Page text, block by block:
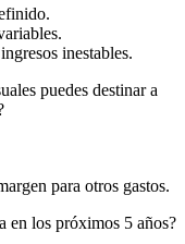
inestables.
puedes destinar a
para otros gastos.
en los próximos 5 años?